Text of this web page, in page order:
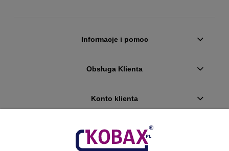
Informacje i pomoc
Obsługa Klienta
Konto klienta
Płatności i dostawa